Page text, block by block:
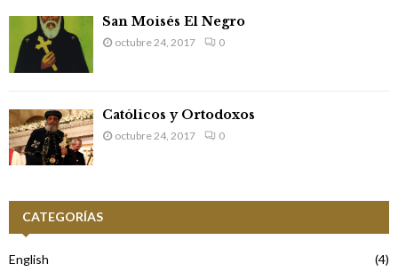
San Moisés El Negro
octubre 24, 2017 0
Católicos y Ortodoxos
octubre 24, 2017 0
CATEGORÍAS
English
(4)